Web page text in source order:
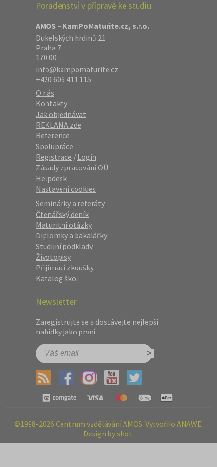
Poradenství v přípravě ke studiu
AMOS – KamPoMaturite.cz, s.r.o.
Dukelských hrdinů 21
Praha 7
170 00
info@kampomaturite.cz
+420 606 411 115
O nás
Kontakty
Jak objednávat
REKLAMA zde
Reference
Spolupráce
Registrace / Login
Zásady zpracování OÚ
Helpdesk
Nastavení cookies
Seminárky a referáty
Čtenářský deník
Maturitní otázky
Diplomky a bakalářky
Studijní podklady
Životopisy
Přijímací zkoušky
Katalog škol
Newsletter
Zaregistrujte se a dostávejte nejlepší
nabídky jako první.
©1998-2026 Centrum vzdělávání AMOS. Vytvořilo ANAWE.
Design by shot.